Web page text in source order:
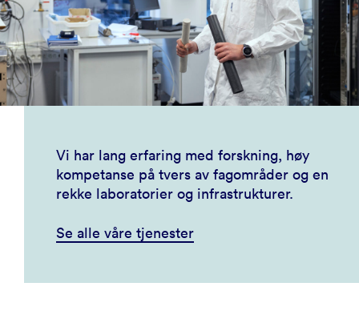
Vi har lang erfaring med forskning, høy
kompetanse på tvers av fagområder og en
rekke laboratorier og infrastrukturer.
Se alle våre tjenester